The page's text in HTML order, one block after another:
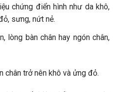
chứng điển hình như da khô,
sưng, nứt nẻ.
lòng bàn chân hay ngón chân,
chân trở nên khô và ửng đỏ.